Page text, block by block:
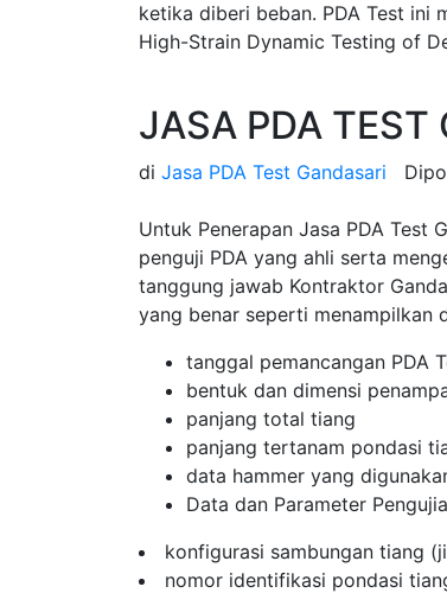
ketika diberi beban. PDA Test ini
High-Strain Dynamic Testing of
JASA PDA
di Jasa PDA Test Gandasari
Untuk Penerapan Jasa PDA Test
penguji PDA yang ahli serta
tanggung jawab Kontraktor
yang benar seperti menampilkan
tanggal pemancangan PDA
bentuk dan dimensi
panjang total tiang
panjang tertanam pondasi
data hammer yang
Data dan Parameter
konfigurasi sambungan tiang
nomor identifikasi pondasi